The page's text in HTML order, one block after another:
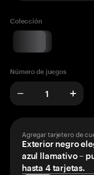
Colección
Número de juegos
Agregar tarjetero de
Exterior negro
azul llamativo –
hasta 4 tarjetas.